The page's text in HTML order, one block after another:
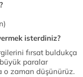
isterdiniz?
fırsat buldukça
paralar
o zaman düşünürüz.